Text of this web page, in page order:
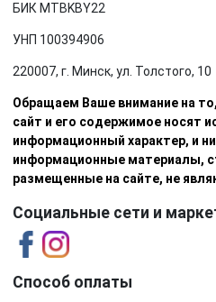
БИК MTBKBY22
УНП 100394906
220007, г. Минск, ул. Толстого, 10
Обращаем Ваше внимание на
сайт и его содержимое носят
информационный характер, и ни
информационные материалы,
размещенные на сайте, не
Социальные сети и
Способ оплаты